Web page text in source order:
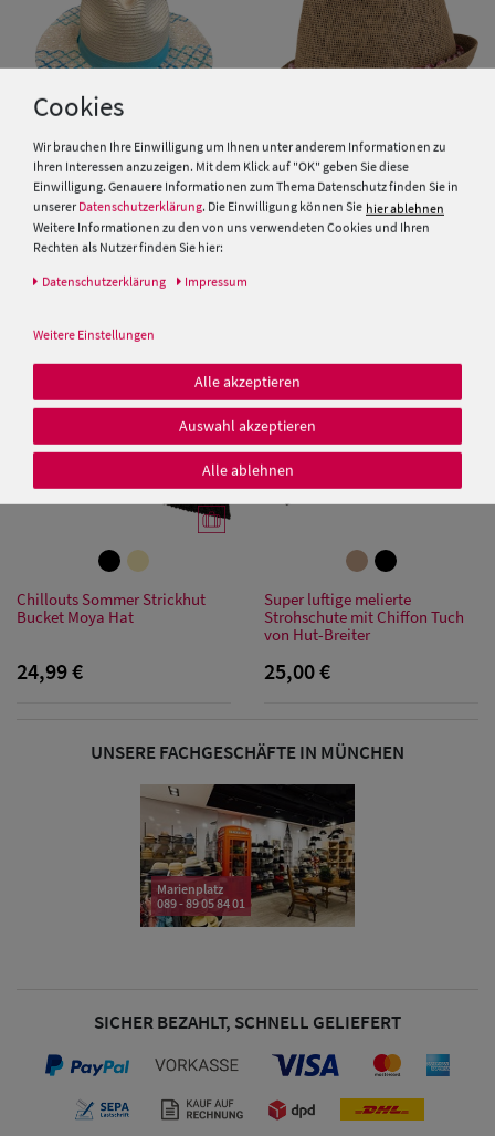
Damen Caps
Damen
Baseball Caps
Schutz Caps
Bandana Caps
Sonnenschilder
Damen
Snapback Caps
Damen Caps
Samaya Stroh-Hut
19,99 €
Chillouts leichter Papier
Strohhut mit geflochtenem
Chillouts Sommer Strickhut
Bucket Moya Hat
24,99 €
Super luftige melierte
Strohschute mit Chiffon Tuch
von Hut-Breiter
25,00 €
UNSERE FACHGESCHÄFTE IN MÜNCHEN
Marienplatz
089 - 89 05 84 01
SICHER BEZAHLT, SCHNELL GELIEFERT
Cookies
Wir brauchen Ihre Einwilligung um Ihnen unter anderem Informationen zu
Ihren Interessen anzuzeigen. Mit dem Klick auf "OK" geben Sie diese
Einwilligung. Genauere Informationen zum Thema Datenschutz finden Sie in
unserer Datenschutzerklärung. Die Einwilligung können Sie hier ablehnen
Weitere Informationen zu den von uns verwendeten Cookies und Ihren
Rechten als Nutzer finden Sie hier:
Daten­schutz­erklärung Impressum
Weitere Einstellungen
Alle akzeptieren
Auswahl akzeptieren
Alle ablehnen